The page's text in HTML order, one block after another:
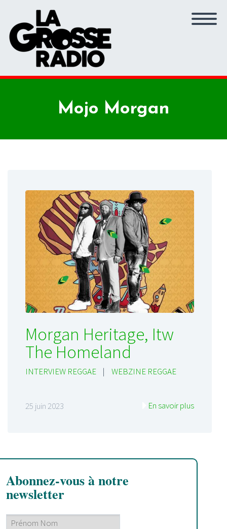
Mojo Morgan
Morgan Heritage, Itw
The Homeland
INTERVIEW REGGAE | WEBZINE REGGAE
25 juin 2023 En savoir plus
Abonnez-vous à notre
newsletter